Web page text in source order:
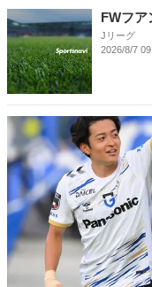
FWフア
Jリーグ
2026/8/7